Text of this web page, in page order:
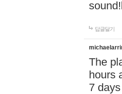
sound!
답글달기
The
hours
7